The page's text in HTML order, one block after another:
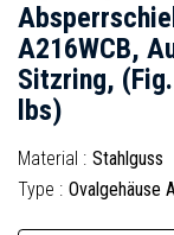
A216WCB,
Sitzring,
lbs)
Material : Stahlguss
Type : Ovalgehäuse